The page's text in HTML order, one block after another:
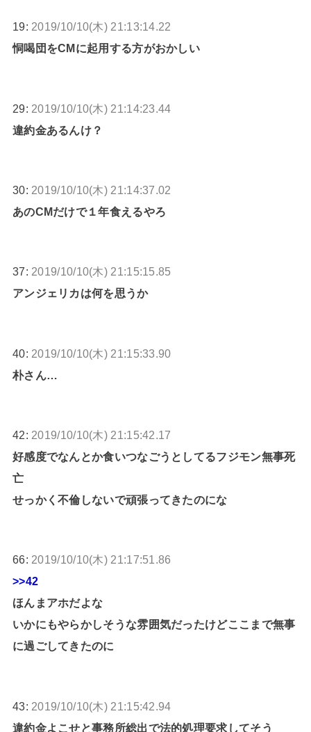
19: 2019/10/10(木) 21:13:14.22
恫喝団をCMに起用する方がおかしい
29: 2019/10/10(木) 21:14:23.44
違約金あるんけ？
30: 2019/10/10(木) 21:14:37.02
あのCMだけで１年食えるやろ
37: 2019/10/10(木) 21:15:15.85
アンジェリカは何を思うか
40: 2019/10/10(木) 21:15:33.90
朴さん…
42: 2019/10/10(木) 21:15:42.17
好感度でなんとか食いつなごうとしてるフジモン無事死
亡
せっかく不倫しないで頑張ってきたのにな
66: 2019/10/10(木) 21:17:51.86
>>42
ほんまアホだよな
いかにもやらかしそうな雰囲気だったけどここまで無事
に過ごしてきたのに
43: 2019/10/10(木) 21:15:42.94
違約金よこせと事務所総出で法的処理要求してそう